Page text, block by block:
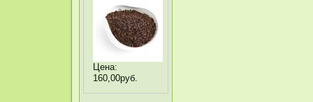
Цена:
160,00руб.